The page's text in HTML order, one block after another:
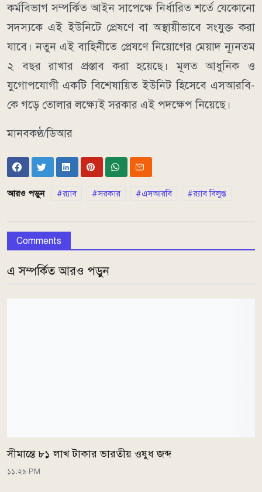
কর্মবিভাগ সম্পর্কিত আইন সাপেক্ষে নির্ধারিত শর্তে যেকোনো
সদস্যকে এই ইউনিটে প্রেষণে বা অস্থায়ীভাবে সংযুক্ত করা
যাবে। নতুন এই বাহিনীতে প্রেষণে নিয়োগের মেয়াদ ন্যূনতম
২ বছর রাখার প্রস্তাব করা হয়েছে। মূলত আধুনিক ও
যুগোপযোগী একটি বিশেষায়িত ইউনিট হিসেবে এসআরবি-
কে গড়ে তোলার লক্ষ্যেই সরকার এই পদক্ষেপ নিয়েছে।
মানবকণ্ঠ/ডিআর
আরও পড়ুন র‌্যাব সরকার এসআরবি র‌্যাব বিলুপ্ত
Comments
এ সম্পর্কিত আরও পড়ুন
সীমান্তে ৮১ লাখ টাকার ভারতীয় ওষুধ জব্দ
১১:২৯ PM